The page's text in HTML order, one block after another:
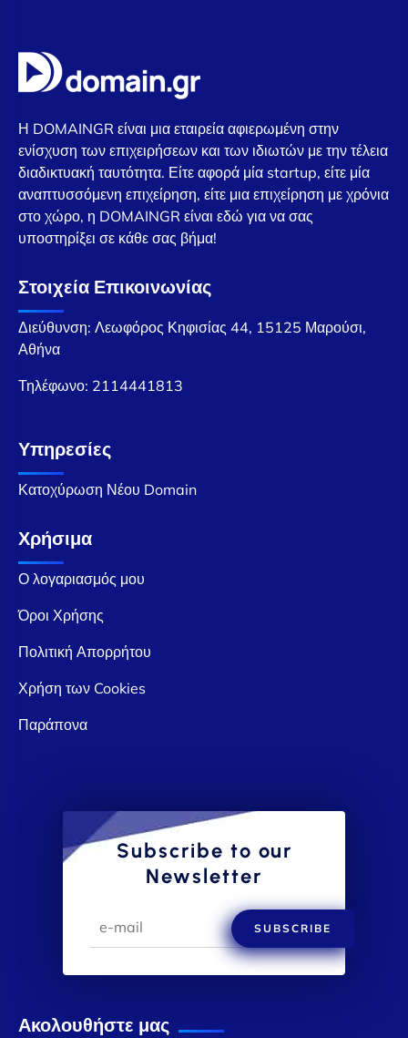
Η DOMAINGR είναι μια εταιρεία αφιερωμένη στην
ενίσχυση των επιχειρήσεων και των ιδιωτών με την τέλεια
διαδικτυακή ταυτότητα. Είτε αφορά μία startup, είτε μία
αναπτυσσόμενη επιχείρηση, είτε μια επιχείρηση με χρόνια
στο χώρο, η DOMAINGR είναι εδώ για να σας
υποστηρίξει σε κάθε σας βήμα!
Στοιχεία Επικοινωνίας
Διεύθυνση: Λεωφόρος Κηφισίας 44, 15125 Μαρούσι,
Αθήνα
Τηλέφωνο: 2114441813
Υπηρεσίες
Κατοχύρωση Νέου Domain
Χρήσιμα
Ο λογαριασμός μου
Όροι Χρήσης
Πολιτική Απορρήτου
Χρήση των Cookies
Παράπονα
Subscribe to our
Newsletter
SUBSCRIBE
Ακολουθήστε μας